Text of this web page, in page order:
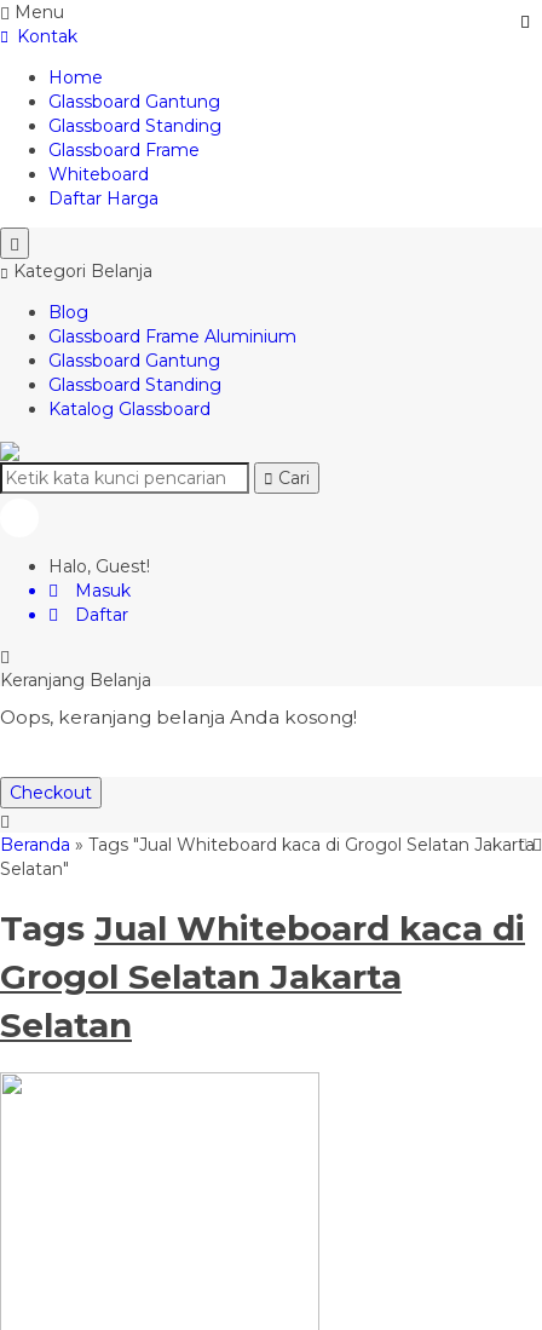
Menu
Kontak
Home
Glassboard Gantung
Glassboard Standing
Glassboard Frame
Whiteboard
Daftar Harga
Kategori Belanja
Blog
Glassboard Frame Aluminium
Glassboard Gantung
Glassboard Standing
Katalog Glassboard
Cari
Halo, Guest!
Masuk
Daftar
Keranjang Belanja
Oops, keranjang belanja Anda kosong!
Checkout
Beranda » Tags "Jual Whiteboard kaca di Grogol Selatan Jakarta
Selatan"
Tags Jual Whiteboard kaca di
Grogol Selatan Jakarta
Selatan